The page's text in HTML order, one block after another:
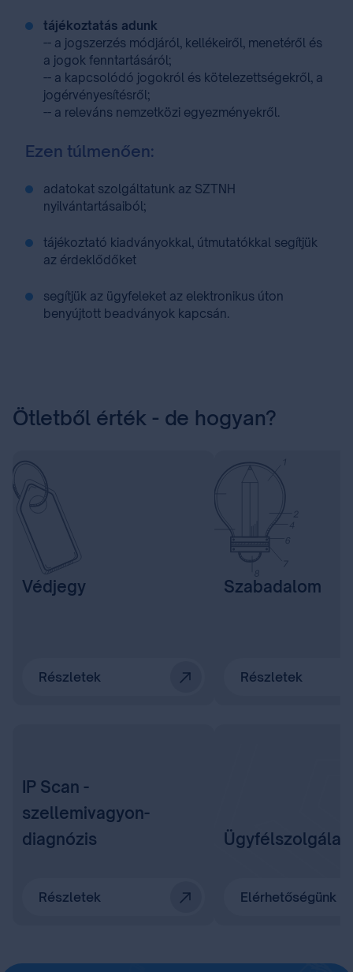
tájékoztatás adunk
-- a jogszerzés módjáról, kellékeiről, menetéről és
a jogok fenntartásáról;
-- a kapcsolódó jogokról és kötelezettségekről, a
jogérvényesítésről;
-- a releváns nemzetközi egyezményekről.
Ezen túlmenően:
adatokat szolgáltatunk⁣⁣ az SZTNH
nyilvántartásaiból⁣;
tájékoztató kiadványokkal, útmutatókkal⁣⁣ segítjük
az érdeklődőket
segítjük az ügyfeleket az elektronikus úton
benyújtott beadványok kapcsán.
Ötletből érték - de hogyan?
Védjegy
Részletek
Szabadalom
Részletek
IP Scan -
szellemivagyon-
diagnózis
Részletek
Ügyfélszolgálat
Elérhetőségünk